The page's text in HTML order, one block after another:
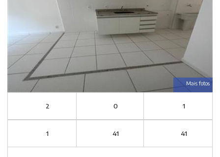
Mais fotos
2 0 1
1 41 41